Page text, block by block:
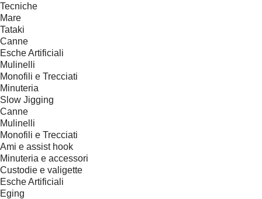
Tecniche
Mare
Tataki
Canne
Esche Artificiali
Mulinelli
Monofili e Trecciati
Minuteria
Slow Jigging
Canne
Mulinelli
Monofili e Trecciati
Ami e assist hook
Minuteria e accessori
Custodie e valigette
Esche Artificiali
Eging